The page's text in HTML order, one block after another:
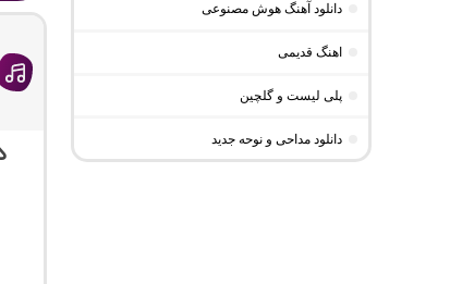
دانلود آهنگ هوش مصنوعی
اهنگ قدیمی
پلی لیست و گلچین
دانلود مداحی و نوحه جدید